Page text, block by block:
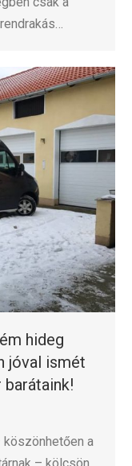
hideg
jóval ismét
köszönhetően a